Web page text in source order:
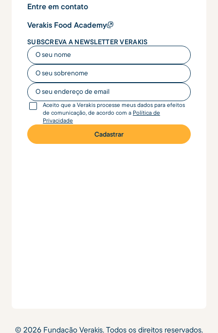
Entre em contato
Verakis Food Academy
SUBSCREVA A NEWSLETTER VERAKIS
O seu nome
O seu nome
O seu endereço de email
Aceito que a Verakis processe meus dados para efeitos
de comunicação, de acordo com a Política de
Privacidade
© 2026 Fundação Verakis. Todos os direitos reservados.